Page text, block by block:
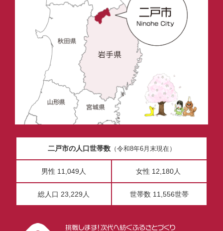
二戸市の人口世帯数（令和8年6月末現在）
男性 11,049人 女性 12,180人
総人口 23,229人 世帯数 11,556世帯